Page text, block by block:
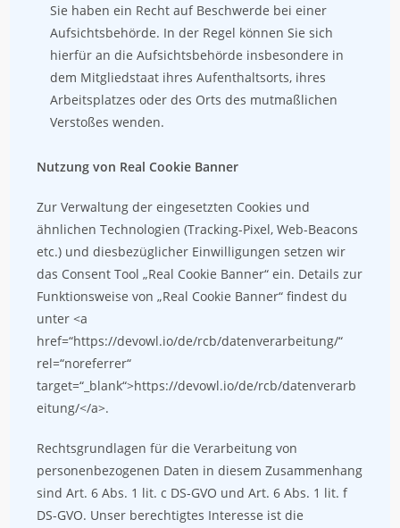
Sie haben ein Recht auf Beschwerde bei einer
Aufsichtsbehörde. In der Regel können Sie sich
hierfür an die Aufsichtsbehörde insbesondere in
dem Mitgliedstaat ihres Aufenthaltsorts, ihres
Arbeitsplatzes oder des Orts des mutmaßlichen
Verstoßes wenden.
Nutzung von Real Cookie Banner
Zur Verwaltung der eingesetzten Cookies und
ähnlichen Technologien (Tracking-Pixel, Web-Beacons
etc.) und diesbezüglicher Einwilligungen setzen wir
das Consent Tool „Real Cookie Banner“ ein. Details zur
Funktionsweise von „Real Cookie Banner“ findest du
unter <a
href=“https://devowl.io/de/rcb/datenverarbeitung/“
rel=“noreferrer“
target=“_blank“>https://devowl.io/de/rcb/datenverarb
eitung/</a>.
Rechtsgrundlagen für die Verarbeitung von
personenbezogenen Daten in diesem Zusammenhang
sind Art. 6 Abs. 1 lit. c DS-GVO und Art. 6 Abs. 1 lit. f
DS-GVO. Unser berechtigtes Interesse ist die